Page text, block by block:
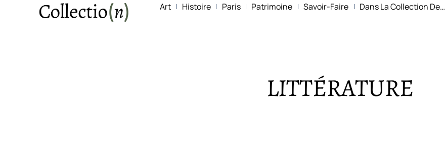
Art Histoire Paris Patrimoine Savoir-Faire Dans La Collection De…
LITTÉRATURE